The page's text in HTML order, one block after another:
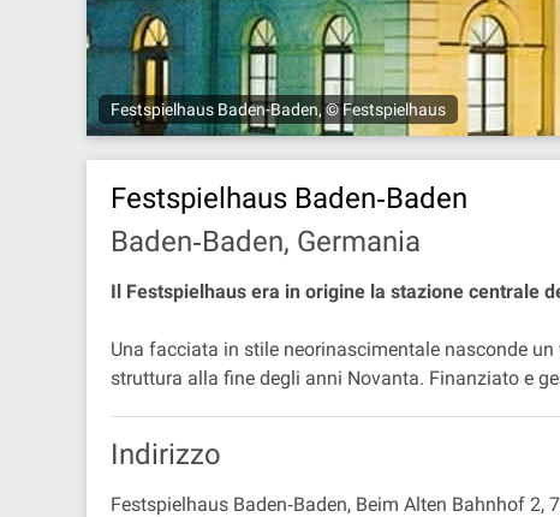
Festspielhaus Baden-Baden, © Festspielhaus
Festspielhaus Baden‐Baden
Baden‐Baden, Germania
Il Festspielhaus era in origine la stazione centrale
Una facciata in stile neorinascimentale nasconde
struttura alla fine degli anni Novanta. Finanziato e
Indirizzo
Festspielhaus Baden‐Baden, Beim Alten Bahnhof 2,